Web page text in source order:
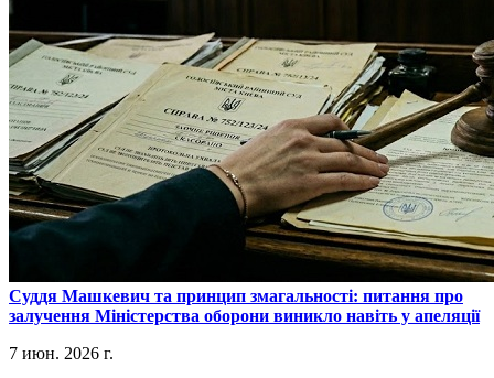
​Суддя Машкевич та принцип змагальності: питання про
залучення Міністерства оборони виникло навіть у апеляції
7 июн. 2026 г.